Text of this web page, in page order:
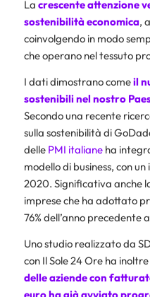
La crescente attenzione
sostenibilità economica,
coinvolgendo in modo
che operano nel tessuto
I dati dimostrano comeil
sostenibili nel nostro
Secondo una recente
sulla sostenibilità di
delle PMI italianeha
modello di business, con un
2020. Significativa anche
imprese che ha adottato
76% dell’anno precedente
Uno studio realizzato da
con Il Sole 24 Ore ha
delle aziende con